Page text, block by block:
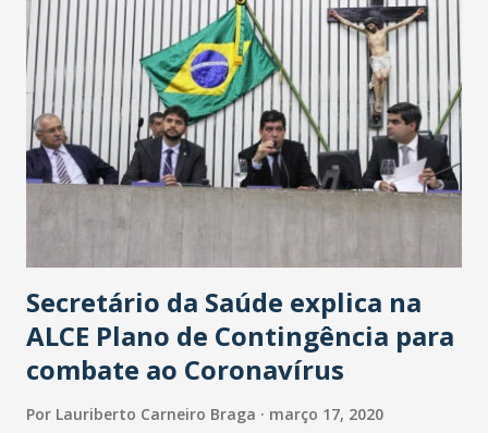
Secretário da Saúde explica na
ALCE Plano de Contingência para
combate ao Coronavírus
Por Lauriberto Carneiro Braga março 17, 2020